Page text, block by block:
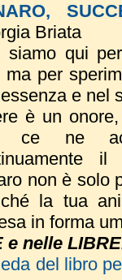
Briata
siamo qui
ma per
e nel
è un
ce ne
non è solo
la tua
in forma
e nelle
del libro